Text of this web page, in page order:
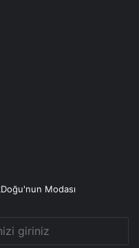
Modası